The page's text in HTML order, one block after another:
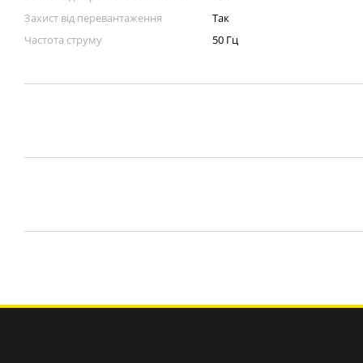
Захист від перевантаження
Так
Частота струму
50 Гц